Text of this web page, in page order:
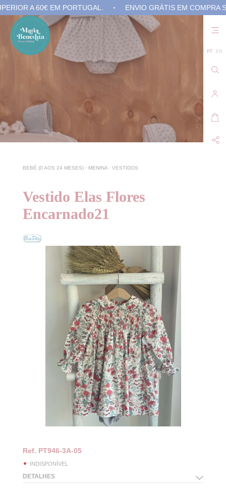
A 60€ EM PORTUGAL. ENVIO GRÁTIS EM COMPRA
PT EN
Não
no
de
BEBÉ (0 AOS 24 MESES) · MENINA · VESTIDOS
Vestido Elas Flores
Encarnado21
Ref. PT946-3A-05
INDISPONÍVEL
DETALHES